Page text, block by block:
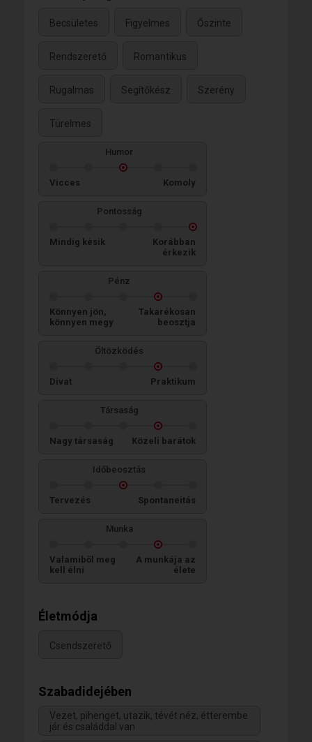
Becsületes Figyelmes Őszinte
Rendszerető Romantikus
Rugalmas Segítőkész Szerény
Türelmes
Humor
Vicces Komoly
Pontosság
Mindig késik
Korábban
érkezik
Pénz
Könnyen jön,
könnyen megy
Takarékosan
beosztja
Öltözködés
Divat Praktikum
Társaság
Nagy társaság Közeli barátok
Időbeosztás
Tervezés Spontaneitás
Munka
Valamiből meg
kell élni
A munkája az
élete
Életmódja
Csendszerető
Szabadidejében
Vezet, pihenget, utazik, tévét néz, étterembe
jár és családdal van